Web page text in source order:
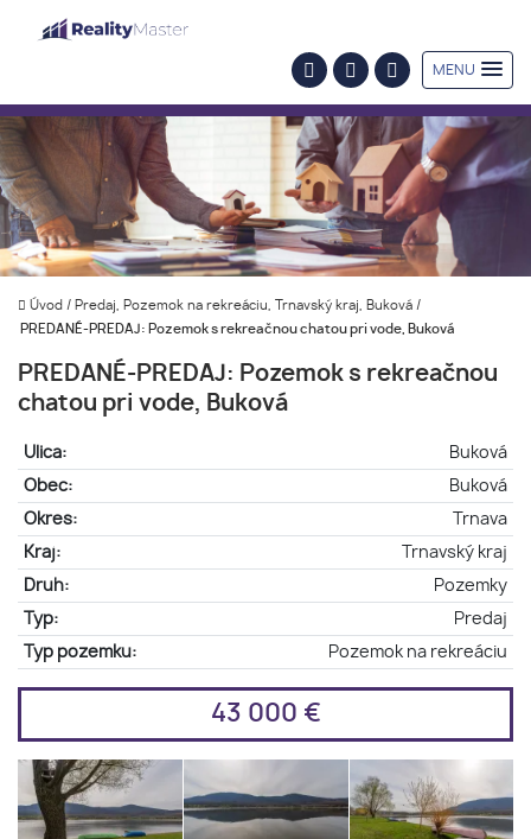
MENU
Úvod / Predaj, Pozemok na rekreáciu, Trnavský kraj, Buková /
PREDANÉ-PREDAJ: Pozemok s rekreačnou chatou pri vode, Buková
PREDANÉ-PREDAJ: Pozemok s rekreačnou
chatou pri vode, Buková
Ulica:
Buková
Obec:
Buková
Okres:
Trnava
Kraj:
Trnavský kraj
Druh:
Pozemky
Typ:
Predaj
Typ pozemku:
Pozemok na rekreáciu
43 000 €